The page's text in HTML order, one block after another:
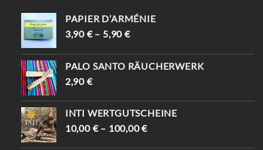
PAPIER D’ARMÉNIE
3,90 €– 5,90€
PALO SANTO RÄUCHERWERK
2,90 €
INTI WERTGUTSCHEINE
10,00 €– 100,00€